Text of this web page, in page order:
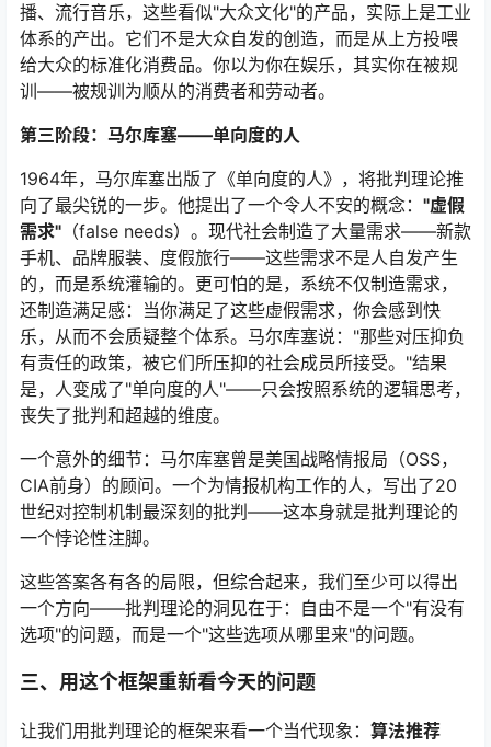
播、流行音乐，这些看似"大众文化"的产品，实际上是工业
体系的产出。它们不是大众自发的创造，而是从上方投喂
给大众的标准化消费品。你以为你在娱乐，其实你在被规
训——被规训为顺从的消费者和劳动者。
第三阶段：马尔库塞——单向度的人
1964年，马尔库塞出版了《单向度的人》，将批判理论推
向了最尖锐的一步。他提出了一个令人不安的概念： "虚假
需求" （false needs）。现代社会制造了大量需求——新款
手机、品牌服装、度假旅行——这些需求不是人自发产生
的，而是系统灌输的。更可怕的是，系统不仅制造需求，
还制造满足感：当你满足了这些虚假需求，你会感到快
乐，从而不会质疑整个体系。马尔库塞说："那些对压抑负
有责任的政策，被它们所压抑的社会成员所接受。"结果
是，人变成了"单向度的人"——只会按照系统的逻辑思考，
丧失了批判和超越的维度。
一个意外的细节：马尔库塞曾是美国战略情报局（OSS，
CIA前身）的顾问。一个为情报机构工作的人，写出了20
世纪对控制机制最深刻的批判——这本身就是批判理论的
一个悖论性注脚。
这些答案各有各的局限，但综合起来，我们至少可以得出
一个方向——批判理论的洞见在于：自由不是一个"有没有
选项"的问题，而是一个"这些选项从哪里来"的问题。
三、用这个框架重新看今天的问题
让我们用批判理论的框架来看一个当代现象： 算法推荐